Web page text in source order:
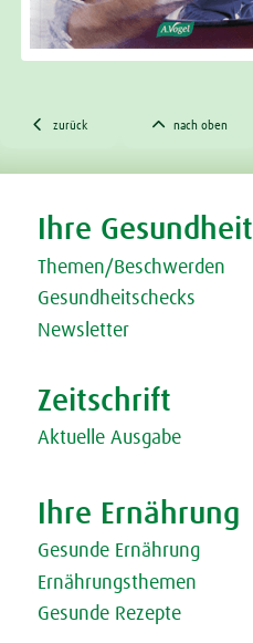
 zurück  nach oben
Ihre Gesundheit
Themen/Beschwerden
Gesundheitschecks
Newsletter
Zeitschrift
Aktuelle Ausgabe
Ihre Ernährung
Gesunde Ernährung
Ernährungsthemen
Gesunde Rezepte